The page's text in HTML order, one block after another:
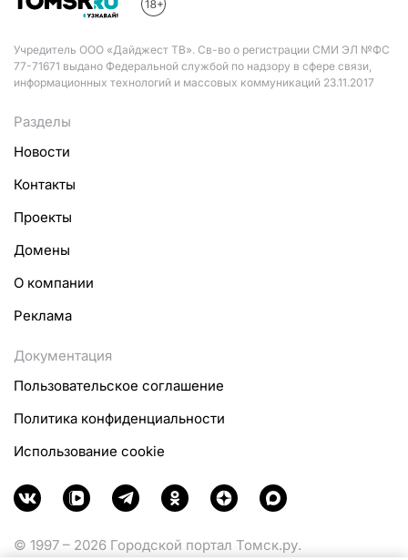
Учредитель ООО «Дайджест ТВ». Св-во о регистрации СМИ ЭЛ №ФС
77-71671 выдано Федеральной службой по надзору в сфере связи,
информационных технологий и массовых коммуникаций 23.11.2017
Разделы
Новости
Контакты
Проекты
Домены
О компании
Реклама
Документация
Пользовательское соглашение
Политика конфиденциальности
Использование cookie
© 1997 – 2026 Городской портал Томск.ру.